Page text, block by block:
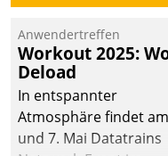
Anwendertreffen
Workout 2025:
Deload
In entspannter
Atmosphäre findet
und 7. Mai Datatrains